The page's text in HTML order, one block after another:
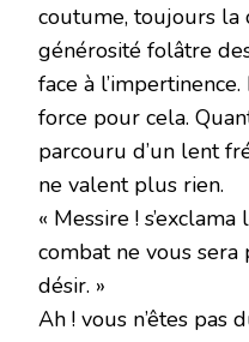
coutume, toujours la
générosité folâtre
face à
force pour cela.
parcouru d’un lent
ne valent plus rien.
« Messire !
combat ne vous
désir. »
Ah ! vous n’êtes pas